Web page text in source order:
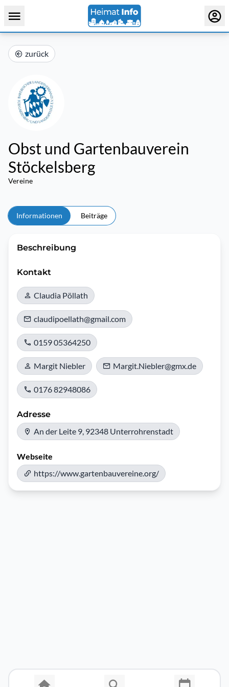
zurück
Obst und Gartenbauverein
Stöckelsberg
Vereine
Informationen Beiträge
Beschreibung
Kontakt
Claudia Pöllath
claudipoellath@gmail.com
0159 05364250
Margit Niebler Margit.Niebler@gmx.de
0176 82948086
Adresse
An der Leite 9, 92348 Unterrohrenstadt
Webseite
https://www.gartenbauvereine.org/